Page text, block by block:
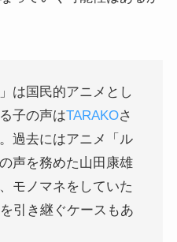
」は国民的アニメとし
子の声はTARAKOさ
過去にはアニメ「ル
声を務めた山田康雄
モノマネをしていた
引き継ぐケースもあ